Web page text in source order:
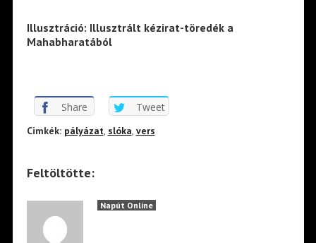
Illusztráció: Illusztrált kézirat-töredék a
Mahabharatából
Share Tweet
Cimkék: pályázat, slóka, vers
Feltöltötte:
Napút Online